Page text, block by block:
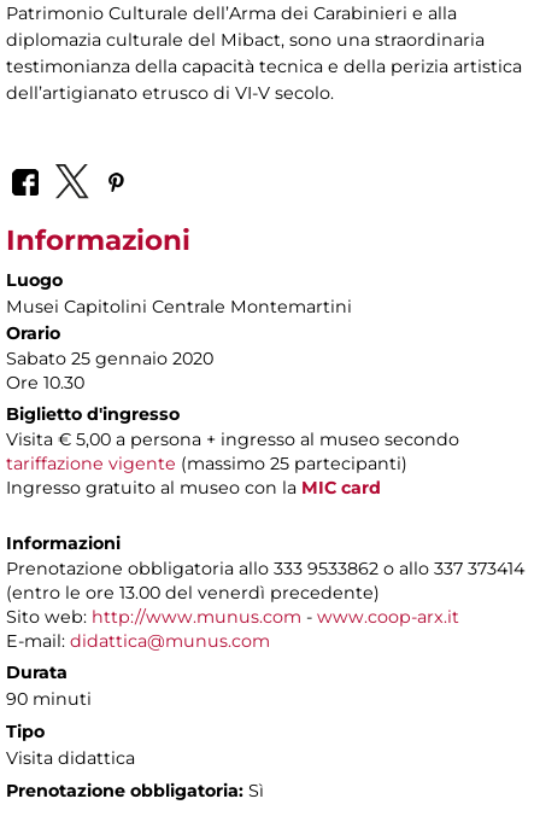
Patrimonio Culturale dell’Arma dei Carabinieri e alla
diplomazia culturale del Mibact, sono una straordinaria
testimonianza della capacità tecnica e della perizia artistica
dell’artigianato etrusco di VI-V secolo.
Informazioni
Luogo
Musei Capitolini Centrale Montemartini
Orario
Sabato 25 gennaio 2020
Ore 10.30
Biglietto d'ingresso
Visita € 5,00 a persona + ingresso al museo secondo
tariffazione vigente (massimo 25 partecipanti)
Ingresso gratuito al museo con la MIC card
Informazioni
Prenotazione obbligatoria allo 333 9533862 o allo 337 373414
(entro le ore 13.00 del venerdì precedente)
Sito web: http://www.munus.com - www.coop-arx.it
E-mail: didattica@munus.com
Durata
90 minuti
Tipo
Visita didattica
Prenotazione obbligatoria: Sì